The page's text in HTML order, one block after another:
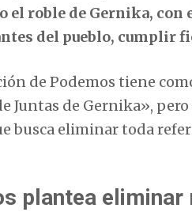
el roble de Gernika,
del pueblo, cumplir
de Podemos tiene
Juntas de Gernika»,
busca eliminar toda
plantea